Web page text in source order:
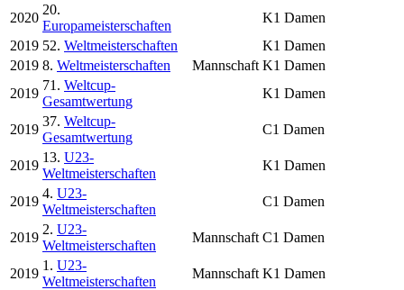
2020
20.
Europameisterschaften
K1 Damen
2019 52. Weltmeisterschaften
K1 Damen
2019 8. Weltmeisterschaften Mannschaft K1 Damen
2019
71. Weltcup-
Gesamtwertung
K1 Damen
2019
37. Weltcup-
Gesamtwertung
C1 Damen
2019
13. U23-
Weltmeisterschaften
K1 Damen
2019
4. U23-
Weltmeisterschaften
C1 Damen
2019
2. U23-
Weltmeisterschaften
Mannschaft C1 Damen
2019
1. U23-
Weltmeisterschaften
Mannschaft K1 Damen